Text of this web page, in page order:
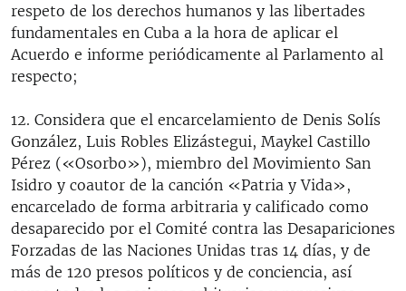
respeto de los derechos humanos y las libertades
fundamentales en Cuba a la hora de aplicar el
Acuerdo e informe periódicamente al Parlamento al
respecto;
12. Considera que el encarcelamiento de Denis Solís
González, Luis Robles Elizástegui, Maykel Castillo
Pérez («Osorbo»), miembro del Movimiento San
Isidro y coautor de la canción «Patria y Vida»,
encarcelado de forma arbitraria y calificado como
desaparecido por el Comité contra las Desapariciones
Forzadas de las Naciones Unidas tras 14 días, y de
más de 120 presos políticos y de conciencia, así